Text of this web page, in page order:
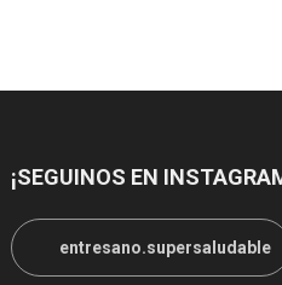
¡SEGUINOS EN
entresano.supersaludable